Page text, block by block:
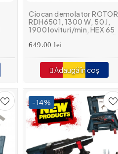
Ciocan demolator ROTOR
RDH6501, 1300 W, 50 J,
1900 lovituri/min, HEX 65
649.00 lei
Adaugă în coș
-14%